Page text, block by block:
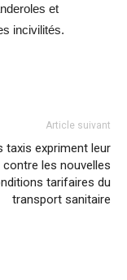
et
incivilités.
Article suivant
taxis expriment leur
les nouvelles
tarifaires du
transport sanitaire